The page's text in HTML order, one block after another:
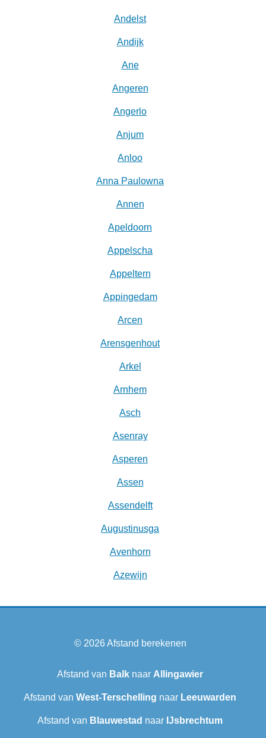
Andelst
Andijk
Ane
Angeren
Angerlo
Anjum
Anloo
Anna Paulowna
Annen
Apeldoorn
Appelscha
Appeltern
Appingedam
Arcen
Arensgenhout
Arkel
Arnhem
Asch
Asenray
Asperen
Assen
Assendelft
Augustinusga
Avenhorn
Azewijn
© 2026Afstand berekenen
Afstand van Balk naar Allingawier
Afstand van West-Terschelling naar Leeuwarden
Afstand van Blauwestad naar IJsbrechtum